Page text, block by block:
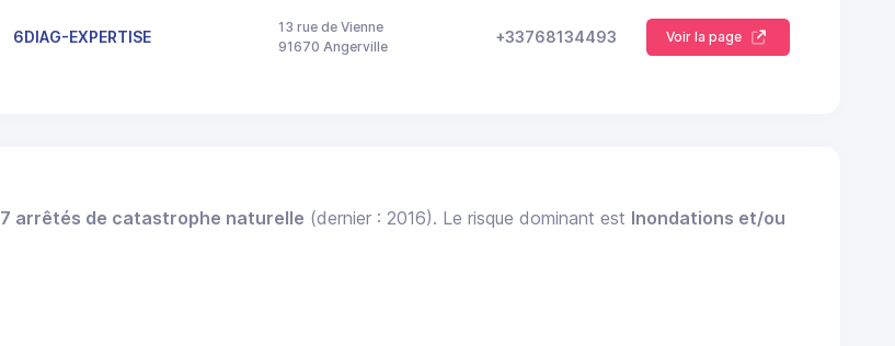
6DIAG-EXPERTISE
13 rue de Vienne
91670 Angerville
+33768134493 Voir la page
7 arrêtés de catastrophe naturelle (dernier : 2016). Le risque dominant est Inondations et/ou